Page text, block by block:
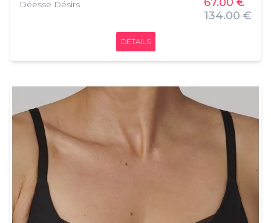
Déesse Désirs
134.00 €
DÉTAILS